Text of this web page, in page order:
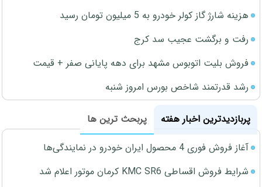
هزینه شارژ گاز کولر خودرو به 5 میلیون تومان رسید
رفت و برگشت عجیب سد کرج
فروش بلیت اتوبوس مشهد برای دهه پایانی صفر + قیمت
رشد قدرتمند شاخص بورس امروز شنبه
پربازدیدترین اخبار هفته
پربحث ترین ها
آغاز فروش فوری 4 محصول ایران خودرو در نمایندگی‌ها
شرایط فروش اقساطی KMC SR6 کرمان موتور اعلام شد